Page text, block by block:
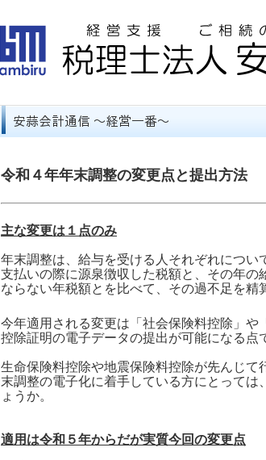
令和４年年末調整の変更点と提出方法
主な変更は １ 点のみ
年末調整は、給与を受ける人それぞれについ
支払いの際に源泉徴収した税額と、その年の
ならない年税額とを比べて、その過不足を精
今年適用される変更は「社会保険料控除」や
控除証明の電子データの提出が可能になる点
生命保険料控除や地震保険料控除が先んじて
末調整の電子化に着手している方にとっては
ょうか。
適用は令和５年からだが実質今回の変更点